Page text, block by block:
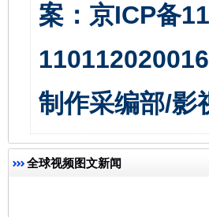
案：京ICP备
制作采编部/影
全球视频图文新闻